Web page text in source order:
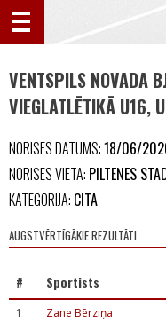
VENTSPILS NOVADA
VIEGLATLĒTIKĀ U16,
NORISES DATUMS:18/06/
NORISES VIETA: PILTENES
KATEGORIJA: CITA
AUGSTVĒRTĪGĀKIE REZULTĀTI
# Sportists
1 Zane Bērziņa